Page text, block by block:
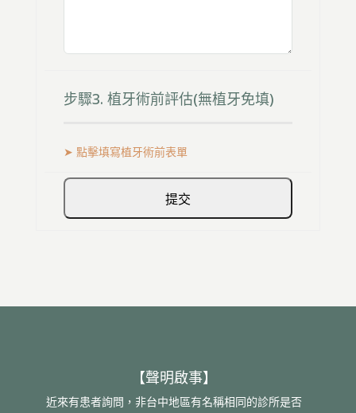
步驟3. 植牙術前評估(無植牙免填)
➤ 點擊填寫植牙術前表單
【聲明啟事】
近來有患者詢問，非台中地區有名稱相同的診所是否